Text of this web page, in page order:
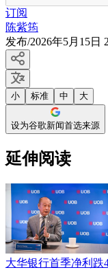
订阅
陈紫筠
发布/2026年5月15日
小 标准 中 大
设为谷歌新闻首选来源
延伸阅读
大华银行首季净利跌